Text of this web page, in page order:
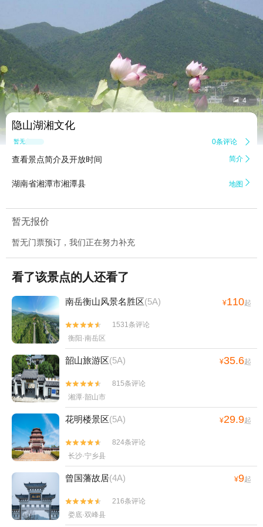
 4
隐山湖湘文化
暂无点评 0条评论 
查看景点简介及开放时间 简介 
湖南省湘潭市湘潭县 地图 
暂无报价
暂无门票预订，我们正在努力补充
看了该景点的人还看了
南岳衡山风景名胜区(5A) ¥110起


1531条评论
衡阳·南岳区
韶山旅游区(5A) ¥35.6起


815条评论
湘潭·韶山市
花明楼景区(5A) ¥29.9起


824条评论
长沙·宁乡县
曾国藩故居(4A) ¥9起


216条评论
娄底·双峰县